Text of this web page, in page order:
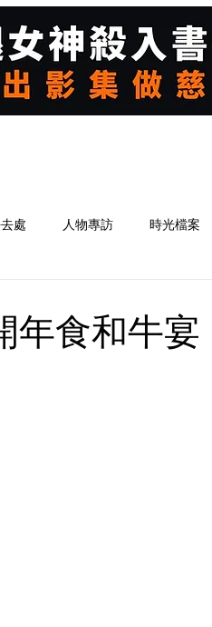
處 人物專訪 時光檔案
年食和牛宴